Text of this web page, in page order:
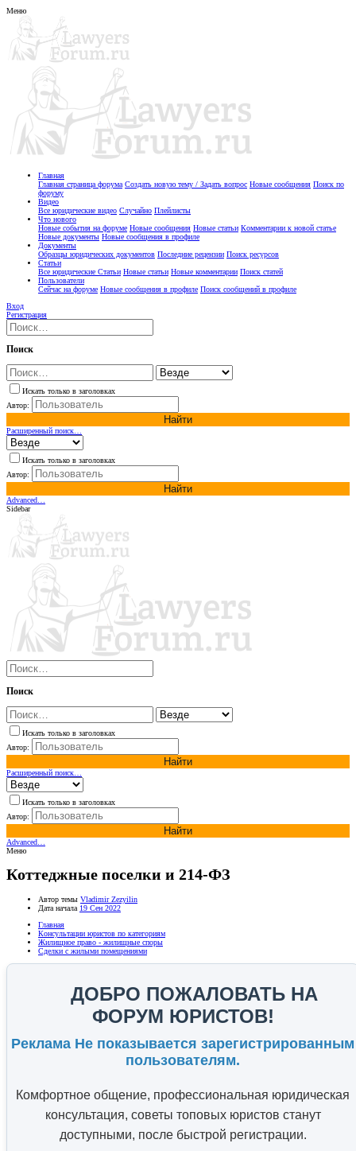
Меню
Главная
Главная страница форума Создать новую тему / Задать вопрос Новые сообщения Поиск по
форуму
Видео
Все юридические видео Случайно Плейлисты
Что нового
Новые события на форуме Новые сообщения Новые статьи Комментарии к новой статье
Новые документы Новые сообщения в профиле
Документы
Образцы юридических документов Последние рецензии Поиск ресурсов
Статьи
Все юридические Статьи Новые статьи Новые комментарии Поиск статей
Пользователи
Сейчас на форуме Новые сообщения в профиле Поиск сообщений в профиле
Вход
Регистрация
Поиск
Искать только в заголовках
Автор:
Найти
Расширенный поиск…
Искать только в заголовках
Автор:
Найти
Advanced…
Sidebar
Поиск
Искать только в заголовках
Автор:
Найти
Расширенный поиск…
Искать только в заголовках
Автор:
Найти
Advanced…
Меню
Коттеджные поселки и 214-ФЗ
Автор темы Vladimir Zezyilin
Дата начала 19 Сен 2022
Главная
Консультации юристов по категориям
Жилищное право - жилищные споры
Сделки с жилыми помещениями
ДОБРО ПОЖАЛОВАТЬ НА
ФОРУМ ЮРИСТОВ!
Реклама Не показывается зарегистрированным
пользователям.
Комфортное общение, профессиональная юридическая
консультация, советы топовых юристов станут
доступными, после быстрой регистрации.